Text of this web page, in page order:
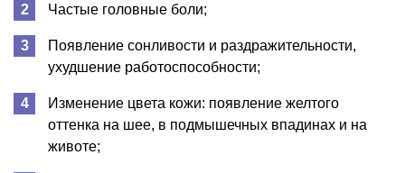
Частые головные боли;
Появление сонливости и раздражительности,
ухудшение работоспособности;
Изменение цвета кожи: появление желтого
оттенка на шее, в подмышечных впадинах и на
животе;